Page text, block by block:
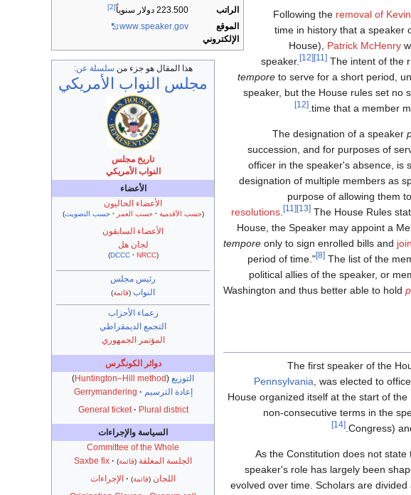
الراتب
223.500 دولار سنوياً [2]
الموقع
الإلكتروني
www.speaker.gov
هذا المقال هو جزء من سلسلة عن:
مجلس النواب الأمريكي
تاريخ مجلس
النواب الأمريكي
الأعضاء
الأعضاء الحاليون
(حسب الأقدمية حسب العمر حسب التصويت)
الأعضاء السابقون
لجان هل
(
DCCC NRCC
)
رئيس مجلس
النواب (قائمة)
زعماء الأحزاب
التجمع الديمقراطي
المؤتمر الجمهوري
دوائر الكونگرس
التوزيع (
Huntington–Hill method
)
إعادة الترسيم
Gerrymandering
General ticket
Plural district
السياسة والإجراءات
Committee of the Whole
الجلسة المغلقة (قائمة)
Saxbe fix
اللجان (قائمة)
الإجراءات
Following the removal of
time in history that a speaker
House), Patrick McHenry
speaker.
[12] [11] The intent of the
tempore to serve for a short period,
speaker, but the House rules set no
time that a member
.
[12]
The designation of a speaker
succession, and for purposes of
officer in the speaker's absence, is
designation of multiple members as
purpose of allowing them
resolutions . [11] [13] The House Rules
House, the Speaker may appoint a
tempore only to sign enrolled bills and
period of time."
[8] The list of the
political allies of the speaker, or
Washington and thus better able to hold
The first speaker of the
Pennsylvania, was elected to
House organized itself at the start of the
non-consecutive terms in the
Congress)
[14]
As the Constitution does not
speaker's role has largely been
evolved over time. Scholars are